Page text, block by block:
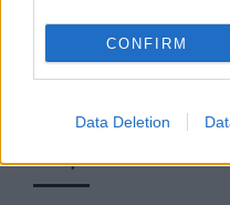
CONFIRM
Data Deletion
Ver todas as formações
Soluções